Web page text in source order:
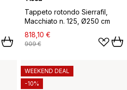
Tappeto rotondo Sierrafil,
Macchiato n. 125, Ø250 cm
818,10 €
909 €
WEEKEND DEAL
-10%